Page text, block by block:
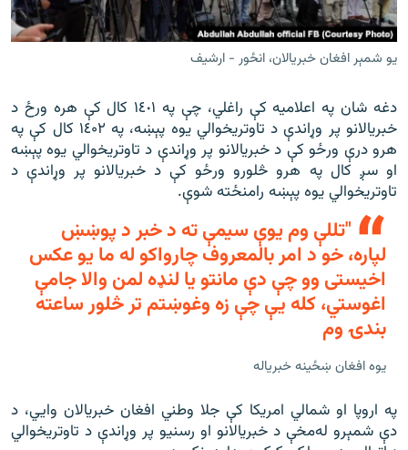
يو شمېر افغان خبريالان، انځور - ارشيف
دغه شان په اعلاميه کې راغلي، چې په ١٤٠١ کال کې هره ورځ د
خبریالانو پر وړاندې د تاوتریخوالي یوه پېښه، په ١٤۰۲ کال کې په
هرو درې ورځو کې د خبریالانو پر وړاندې د تاوتریخوالي یوه پېښه
او سږ کال په هرو څلورو ورځو کې د خبریالانو پر وړاندې د
تاوتریخوالي یوه پېښه رامنځته شوې.
"تللې وم يوې سيمې ته د خبر د پوښښ
لپاره، خو د امر بالمعروف چارواکو له ما يو عکس
اخيستى وو چې دې مانتو یا لنډه لمن والا جامې
اغوستي، کله يې چې زه وغوښتم تر څلور ساعته
بندۍ وم
يوه افغان ښځينه خبرياله
په اروپا او شمالي امریکا کې جلا وطني افغان خبریالان وايي، د
دې شمېرو له‌مخې د خبریالانو او رسنيو پر وړاندې د تاوتریخوالي